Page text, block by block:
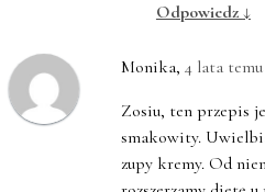
Odpowiedz ↓
Monika, 4 lata temu
Zosiu, ten przepis
smakowity.
zupy kremy. Od